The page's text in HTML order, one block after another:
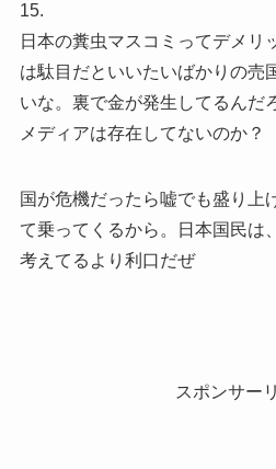
15.
日本の糞虫マスコミってデメリ
は駄目だといいたいばかりの売
いな。裏で金が発生してるんだ
メディアは存在してないのか？
国が危機だったら嘘でも盛り上
て乗ってくるから。日本国民は
考えてるより利口だぜ
スポンサー